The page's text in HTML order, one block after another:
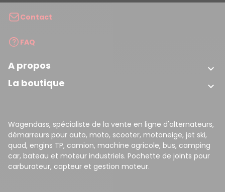
Contact
FAQ
A propos 
La boutique 
Wagendass, spécialiste de la vente en ligne d'alternateurs,
démarreurs pour auto, moto, scooter, motoneige, jet ski,
quad, engins TP, camion, machine agricole, bus, camping
car, bateau et moteur industriels. Pochette de joints pour
carburateur, capteur et gestion moteur.